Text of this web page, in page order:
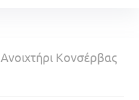
Ανοιχτήρι Κονσέρβας